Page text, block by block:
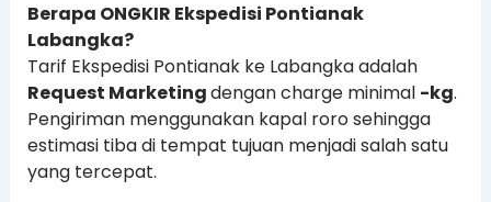
Berapa ONGKIR Ekspedisi Pontianak
Labangka?
Tarif Ekspedisi Pontianak ke Labangka adalah
Request Marketingdengan charge minimal -kg.
Pengiriman menggunakan kapal roro sehingga
estimasi tiba di tempat tujuan menjadi salah satu
yang tercepat.